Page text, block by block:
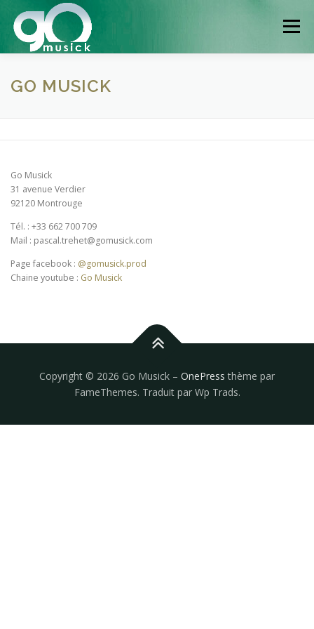
contenu
Menu
NOS SPECTACLES
GO MUSICK
Go Musick
31 avenue Verdier
92120 Montrouge
Tél. : +33 662 700 709
Mail : pascal.trehet@gomusick.com
Page facebook : @gomusick.prod
Chaine youtube : Go Musick
Copyright © 2026 Go Musick – OnePress thème par
FameThemes. Traduit par Wp Trads.